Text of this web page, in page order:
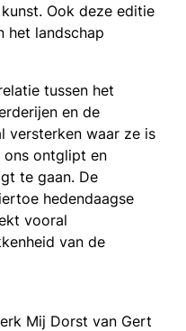
Ook deze editie
het landschap
tussen het
en de
versterken waar ze is
ons ontglipt en
te gaan. De
hedendaagse
vooral
van de
Mij Dorst van Gert